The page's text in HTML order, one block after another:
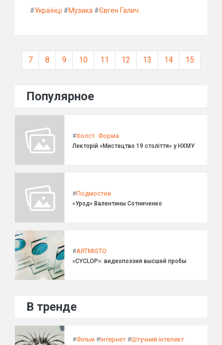
#Українці #Музика #Євген Галич
7 8 9 10 11 12 13 14 15
Популярное
#Холст. Форма
Лекторій «Мистецтво 19 століття» у НХМУ
#Подмостки
»Урод» Валентины Сотниченко
#ARTMISTO
»CYCLOP»: видеопоэзия высшей пробы
В тренде
#Фільм #Інтернет #Штучний інтелект